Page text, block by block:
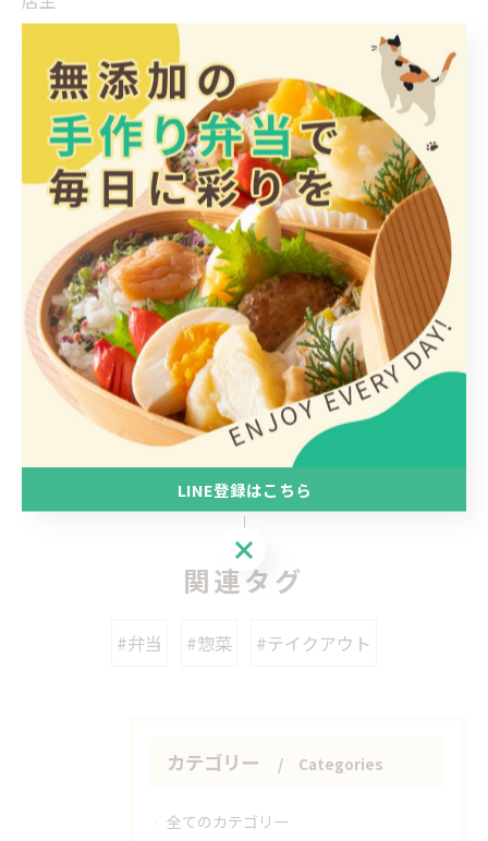
#弁当
#惣菜
#大牟田
#7時まで営業
#テイクアウト
大牟田市にて豊富なお惣菜
惣菜
< 前のページ 一覧に戻る
関連タグ
#弁当 #惣菜 #テイクアウト
カテゴリー Categories
全てのカテゴリー
LINE登録はこちら
LINE登録はこちら